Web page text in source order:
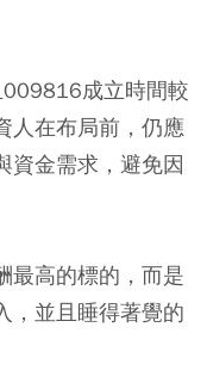
009816成立時間較
人在布局前，仍應
資金需求，避免因
最高的標的，而是
，並且睡得著覺的